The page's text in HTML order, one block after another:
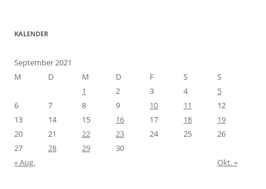
KALENDER
September 2021
M
D M D F S
S
1
2 3 4
5
6
7 8 9 10 11
12
13
14 15 16 17 18
19
20
21 22 23 24 25
26
27
28 29
30
« Aug.
Okt. »